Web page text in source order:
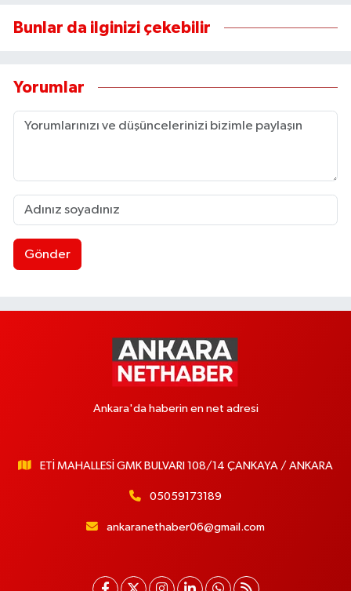
Bunlar da ilginizi çekebilir
Yorumlar
Gönder
Ankara'da haberin en net adresi
ETİ MAHALLESİ GMK BULVARI 108/14 ÇANKAYA / ANKARA
05059173189
ankaranethaber06@gmail.com